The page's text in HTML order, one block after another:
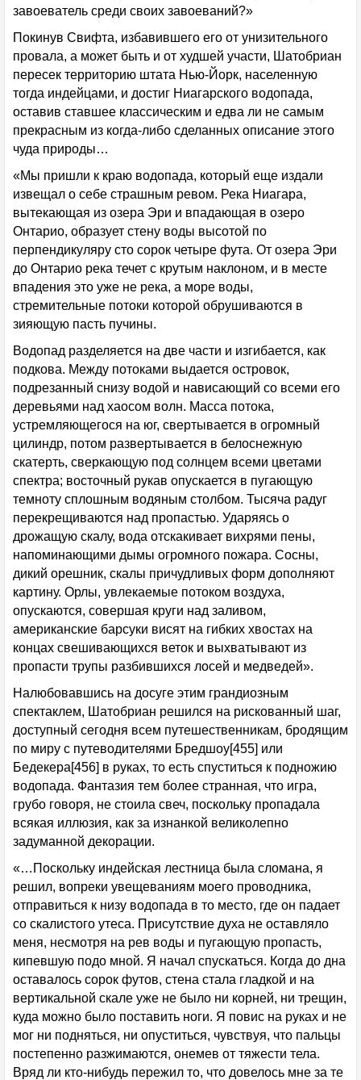
завоеватель среди своих завоеваний?»
Покинув Свифта, избавившего его от унизительного
провала, а может быть и от худшей участи, Шатобриан
пересек территорию штата Нью-Йорк, населенную
тогда индейцами, и достиг Ниагарского водопада,
оставив ставшее классическим и едва ли не самым
прекрасным из когда-либо сделанных описание этого
чуда природы…
«Мы пришли к краю водопада, который еще издали
извещал о себе страшным ревом. Река Ниагара,
вытекающая из озера Эри и впадающая в озеро
Онтарио, образует стену воды высотой по
перпендикуляру сто сорок четыре фута. От озера Эри
до Онтарио река течет с крутым наклоном, и в месте
впадения это уже не река, а море воды,
стремительные потоки которой обрушиваются в
зияющую пасть пучины.
Водопад разделяется на две части и изгибается, как
подкова. Между потоками выдается островок,
подрезанный снизу водой и нависающий со всеми его
деревьями над хаосом волн. Масса потока,
устремляющегося на юг, свертывается в огромный
цилиндр, потом развертывается в белоснежную
скатерть, сверкающую под солнцем всеми цветами
спектра; восточный рукав опускается в пугающую
темноту сплошным водяным столбом. Тысяча радуг
перекрещиваются над пропастью. Ударяясь о
дрожащую скалу, вода отскакивает вихрями пены,
напоминающими дымы огромного пожара. Сосны,
дикий орешник, скалы причудливых форм дополняют
картину. Орлы, увлекаемые потоком воздуха,
опускаются, совершая круги над заливом,
американские барсуки висят на гибких хвостах на
концах свешивающихся веток и выхватывают из
пропасти трупы разбившихся лосей и медведей».
Налюбовавшись на досуге этим грандиозным
спектаклем, Шатобриан решился на рискованный шаг,
доступный сегодня всем путешественникам, бродящим
по миру с путеводителями Бредшоу[455] или
Бедекера[456] в руках, то есть спуститься к подножию
водопада. Фантазия тем более странная, что игра,
грубо говоря, не стоила свеч, поскольку пропадала
всякая иллюзия, как за изнанкой великолепно
задуманной декорации.
«…Поскольку индейская лестница была сломана, я
решил, вопреки увещеваниям моего проводника,
отправиться к низу водопада в то место, где он падает
со скалистого утеса. Присутствие духа не оставляло
меня, несмотря на рев воды и пугающую пропасть,
кипевшую подо мной. Я начал спускаться. Когда до дна
оставалось сорок футов, стена стала гладкой и на
вертикальной скале уже не было ни корней, ни трещин,
куда можно было поставить ноги. Я повис на руках и не
мог ни подняться, ни опуститься, чувствуя, что пальцы
постепенно разжимаются, онемев от тяжести тела.
Вряд ли кто-нибудь пережил то, что довелось мне за те